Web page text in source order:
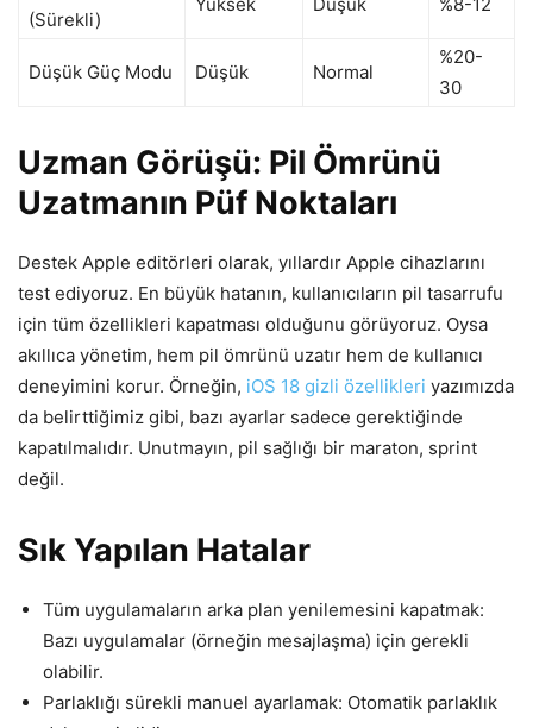
(Sürekli)
Düşük Güç Modu Düşük Normal
%20-
30
Uzman Görüşü: Pil Ömrünü
Uzatmanın Püf Noktaları
Destek Apple editörleri olarak, yıllardır Apple cihazlarını
test ediyoruz. En büyük hatanın, kullanıcıların pil tasarrufu
için tüm özellikleri kapatması olduğunu görüyoruz. Oysa
akıllıca yönetim, hem pil ömrünü uzatır hem de kullanıcı
deneyimini korur. Örneğin, iOS 18 gizli özellikleri yazımızda
da belirttiğimiz gibi, bazı ayarlar sadece gerektiğinde
kapatılmalıdır. Unutmayın, pil sağlığı bir maraton, sprint
değil.
Sık Yapılan Hatalar
Tüm uygulamaların arka plan yenilemesini kapatmak:
Bazı uygulamalar (örneğin mesajlaşma) için gerekli
olabilir.
Parlaklığı sürekli manuel ayarlamak: Otomatik parlaklık